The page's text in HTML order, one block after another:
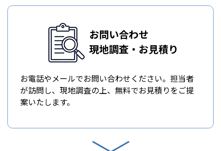
お問い合わせ
現地調査・お見積り
お電話やメールでお問い合わせください。担当者
が訪問し、現地調査の上、無料でお見積りをご提
案いたします。